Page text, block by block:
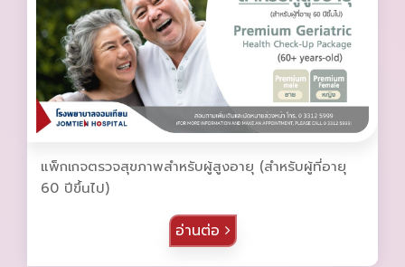
แพ็กเกจตรวจสุขภาพสำหรับผู้สูงอายุ (สำหรับผู้ที่อายุ
60 ปีขึ้นไป)
อ่านต่อ